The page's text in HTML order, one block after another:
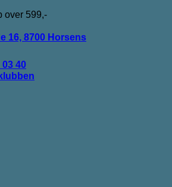
over 599,-
16, 8700 Horsens
03 40